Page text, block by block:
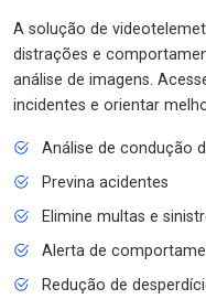
A solução de
distrações e
análise de imagens.
incidentes e orientar
Análise de condução
Previna acidentes
Elimine multas e
Alerta de
Redução de